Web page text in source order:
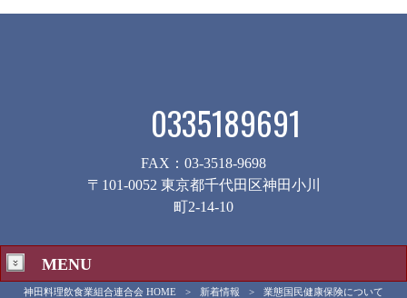
0335189691
FAX：03-3518-9698
〒101-0052 東京都千代田区神田小川
町2-14-10
MENU
神田料理飲食業組合連合会 HOME > 新着情報 > 業態国民健康保険について